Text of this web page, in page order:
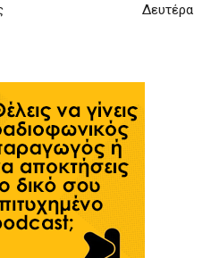
Δευτέρα